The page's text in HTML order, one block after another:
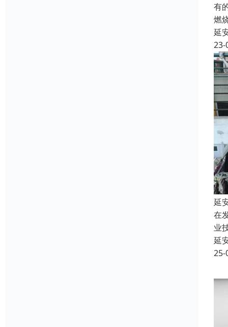
有
燃
延
23-
延
在
业
延
25-